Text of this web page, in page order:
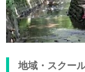
地域・スクー